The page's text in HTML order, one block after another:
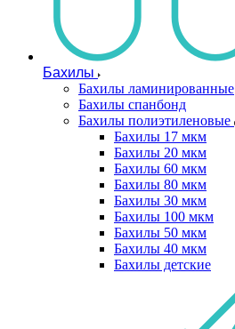
Бахилы
Бахилы ламинированные
Бахилы спанбонд
Бахилы полиэтиленовые
Бахилы 17 мкм
Бахилы 20 мкм
Бахилы 60 мкм
Бахилы 80 мкм
Бахилы 30 мкм
Бахилы 100 мкм
Бахилы 50 мкм
Бахилы 40 мкм
Бахилы детские